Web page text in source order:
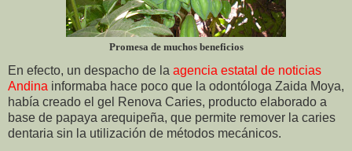
Promesa de muchos beneficios
En efecto, un despacho de la agencia estatal de noticias
Andina informaba hace poco que la odontóloga Zaida Moya,
había creado el gel Renova Caries, producto elaborado a
base de papaya arequipeña, que permite remover la caries
dentaria sin la utilización de métodos mecánicos.